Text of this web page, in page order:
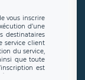
vous inscrire
d’une
destinataires
service client
du service,
que toute
est